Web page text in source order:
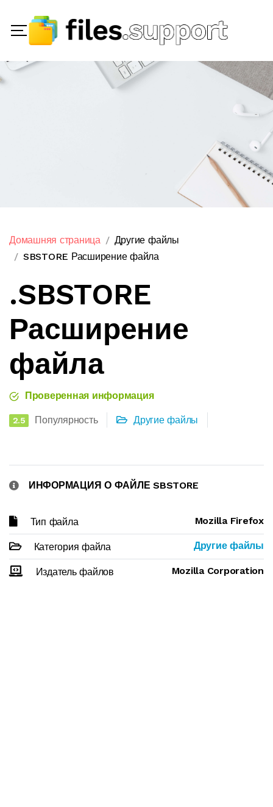
Домашняя страница
Другие файлы
SBSTORE Расширение файла
.SBSTORE
Расширение
файла
Проверенная информация
2.5 Популярность Другие файлы
ИНФОРМАЦИЯ О ФАЙЛЕ SBSTORE
Тип файла Mozilla Firefox
Категория файла Другие файлы
Издатель файлов Mozilla Corporation